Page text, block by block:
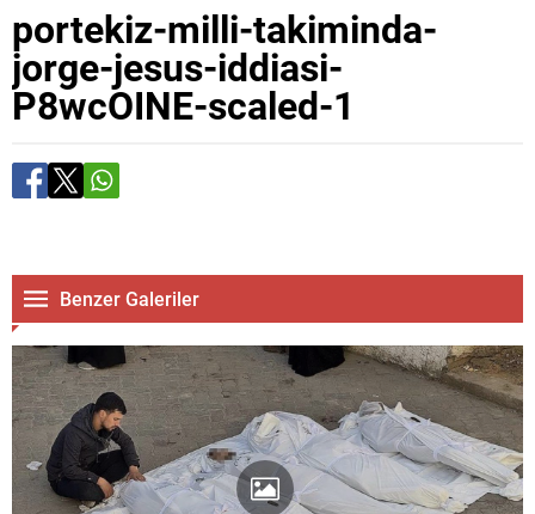
portekiz-milli-takiminda-
jorge-jesus-iddiasi-
P8wcOINE-scaled-1
Benzer Galeriler